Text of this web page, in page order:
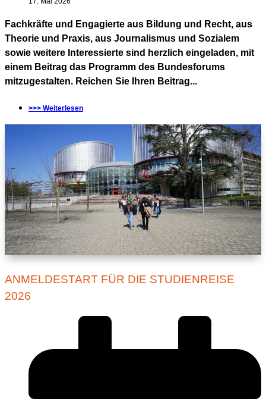
Fachkräfte und Engagierte aus Bildung und Recht, aus
Theorie und Praxis, aus Journalismus und Sozialem
sowie weitere Interessierte sind herzlich eingeladen, mit
einem Beitrag das Programm des Bundesforums
mitzugestalten. Reichen Sie Ihren Beitrag...
>>> Weiterlesen
ANMELDESTART FÜR DIE STUDIENREISE
2026